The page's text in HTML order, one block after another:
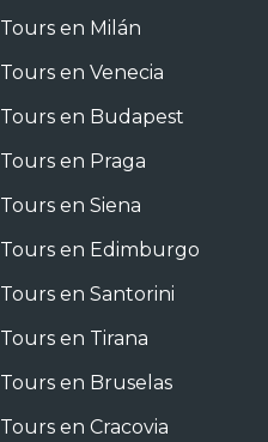
Tours en Milán
Tours en Venecia
Tours en Budapest
Tours en Praga
Tours en Siena
Tours en Edimburgo
Tours en Santorini
Tours en Tirana
Tours en Bruselas
Tours en Cracovia